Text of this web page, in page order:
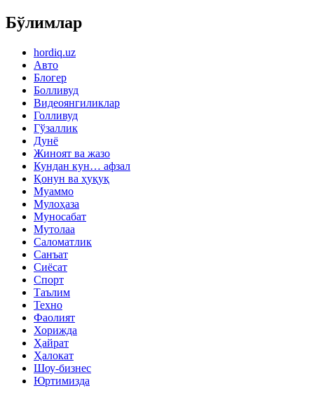
Бўлимлар
hordiq.uz
Авто
Блогер
Болливуд
Видеоянгиликлар
Голливуд
Гўзаллик
Дунё
Жиноят ва жазо
Кундан кун… афзал
Қонун ва ҳуқуқ
Муаммо
Мулоҳаза
Муносабат
Мутолаа
Саломатлик
Санъат
Сиёсат
Спорт
Таълим
Техно
Фаолият
Хорижда
Ҳайрат
Ҳалокат
Шоу-бизнес
Юртимизда